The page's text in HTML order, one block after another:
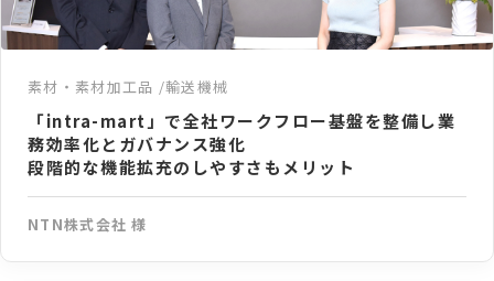
素材・素材加工品 輸送機械
「intra-mart」で全社ワークフロー基盤を整備し業
務効率化とガバナンス強化
段階的な機能拡充のしやすさもメリット
NTN株式会社 様